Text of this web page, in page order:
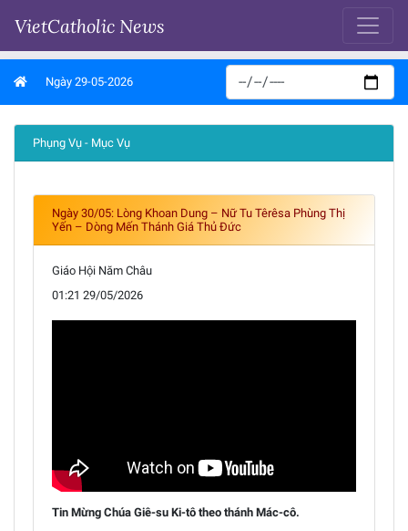
VietCatholic News
Ngày 29-05-2026
Phụng Vụ - Mục Vụ
Ngày 30/05: Lòng Khoan Dung – Nữ Tu Têrêsa Phùng Thị
Yến – Dòng Mến Thánh Giá Thủ Đức
Giáo Hội Năm Châu
01:21 29/05/2026
Tin Mừng Chúa Giê-su Ki-tô theo thánh Mác-cô.